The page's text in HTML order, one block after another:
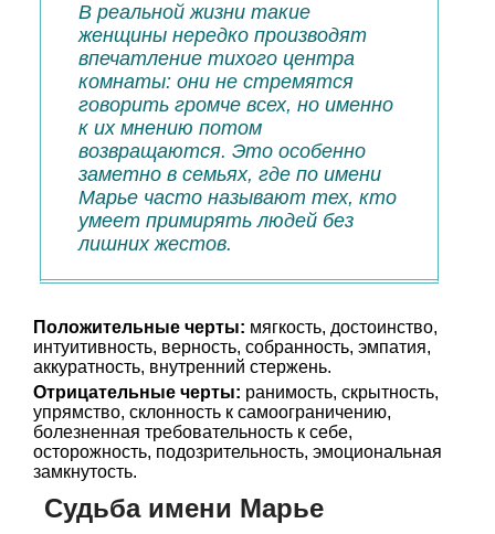
В реальной жизни такие
женщины нередко производят
впечатление тихого центра
комнаты: они не стремятся
говорить громче всех, но именно
к их мнению потом
возвращаются. Это особенно
заметно в семьях, где по имени
Марье часто называют тех, кто
умеет примирять людей без
лишних жестов.
Положительные черты: мягкость, достоинство,
интуитивность, верность, собранность, эмпатия,
аккуратность, внутренний стержень.
Отрицательные черты: ранимость, скрытность,
упрямство, склонность к самоограничению,
болезненная требовательность к себе,
осторожность, подозрительность, эмоциональная
замкнутость.
Судьба имени Марье